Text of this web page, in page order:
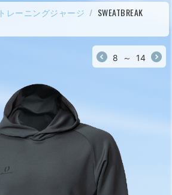
トレーニングジャージ / SWEATBREAK
8 ～ 14